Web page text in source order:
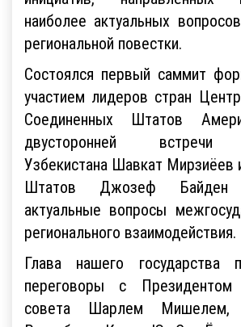
наиболее актуальных
региональной повестки.
Состоялся первый саммит
участием лидеров стран
Соединенных Штатов
двусторонней встречи
Узбекистана Шавкат Мирзиёев
Штатов Джозеф Байден
актуальные вопросы
регионального взаимодействия.
Глава нашего государства
переговоры с Президентом
совета Шарлем Мишелем,